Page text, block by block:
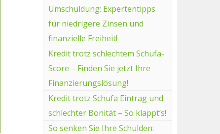
Umschuldung: Expertentipps
für niedrigere Zinsen und
finanzielle Freiheit!
Kredit trotz schlechtem Schufa-
Score – Finden Sie jetzt Ihre
Finanzierungslösung!
Kredit trotz Schufa Eintrag und
schlechter Bonität – So klappt’s!
So senken Sie Ihre Schulden: